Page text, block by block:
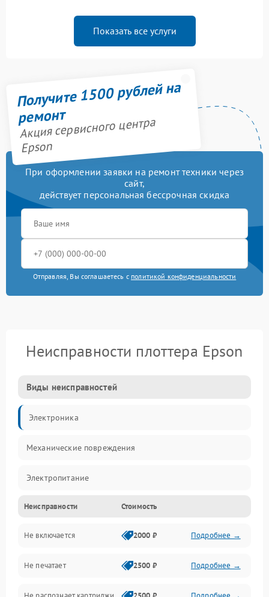
Показать все услуги
Получите 1500 рублей на
ремонт
Акция сервисного центра
Epson
При оформлении заявки на ремонт техники через
сайт,
действует персональная бессрочная скидка
Отправляя, Вы соглашаетесь с политикой конфиденциальности
Неисправности плоттера Epson
Виды неисправностей
Электроника
Механические повреждения
Электропитание
Работа системы
Механика
Оптика
Неисправности Стоимость
Не включается 2000 ₽ Подробнее →
Не печатает 2500 ₽ Подробнее →